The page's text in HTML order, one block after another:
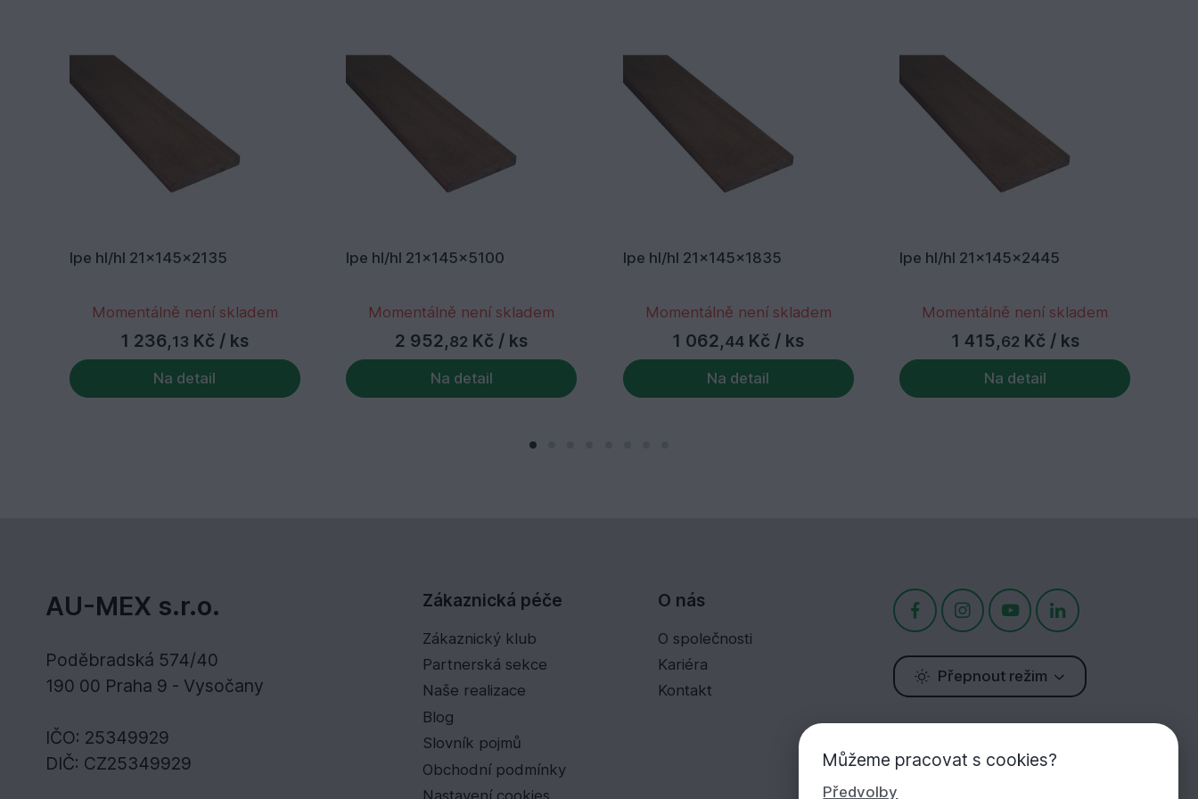
Ipe hl/hl 21x145x2135
Momentálně není skladem
1 236,13 Kč / ks
Na detail
Ipe hl/hl 21x145x5100
Momentálně není skladem
2 952,82 Kč / ks
Na detail
Ipe hl/hl 21x145x1835
Momentálně není skladem
1 062,44 Kč / ks
Na detail
Ipe hl/hl 21x145x2445
Momentálně není skladem
1 415,62 Kč / ks
Na detail
AU-MEX s.r.o.
Poděbradská 574/40
190 00 Praha 9 - Vysočany
IČO: 25349929
DIČ: CZ25349929
Zákaznická péče
Zákaznický klub
Partnerská sekce
Naše realizace
Blog
Slovník pojmů
Obchodní podmínky
O nás
O společnosti
Kariéra
Kontakt
Přepnout režim
Jsme tu pro Vás!
Můžeme pracovat s cookies?
Předvolby